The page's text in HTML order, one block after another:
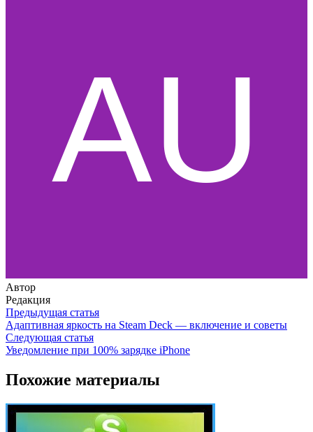
Автор
Редакция
Предыдущая статья
Адаптивная яркость на Steam Deck — включение и советы
Следующая статья
Уведомление при 100% зарядке iPhone
Похожие материалы